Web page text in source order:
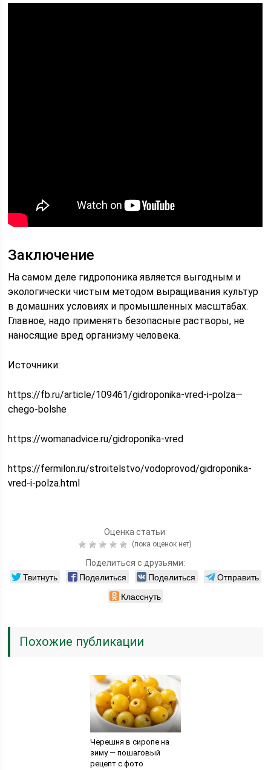
Заключение
На самом деле гидропоника является выгодным и
экологически чистым методом выращивания культур
в домашних условиях и промышленных масштабах.
Главное, надо применять безопасные растворы, не
наносящие вред организму человека.
Источники:
https://fb.ru/article/109461/gidroponika-vred-i-polza—
chego-bolshe
https://womanadvice.ru/gidroponika-vred
https://fermilon.ru/stroitelstvo/vodoprovod/gidroponika-
vred-i-polza.html
Оценка статьи:
(пока оценок нет)
Поделиться с друзьями:
Твитнуть Поделиться Поделиться
Отправить
Класснуть
Похожие публикации
Черешня в сиропе на
зиму — пошаговый
рецепт с фото